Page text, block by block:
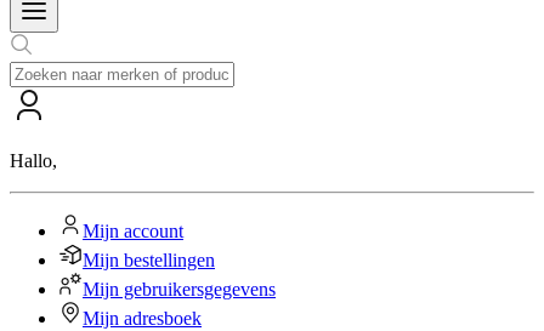
Hallo,
Mijn account
Mijn bestellingen
Mijn gebruikersgegevens
Mijn adresboek